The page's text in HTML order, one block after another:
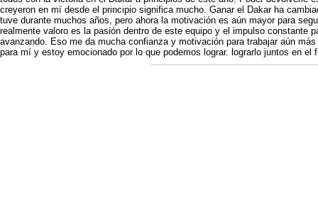
creyeron en mí desde el principio significa mucho. Ganar el Dakar ha
tuve durante muchos años, pero ahora la motivación es aún mayor para
realmente valoro es la pasión dentro de este equipo y el impulso constante
avanzando. Eso me da mucha confianza y motivación para trabajar aún
para mí y estoy emocionado por lo que podemos lograr. lograrlo juntos en el